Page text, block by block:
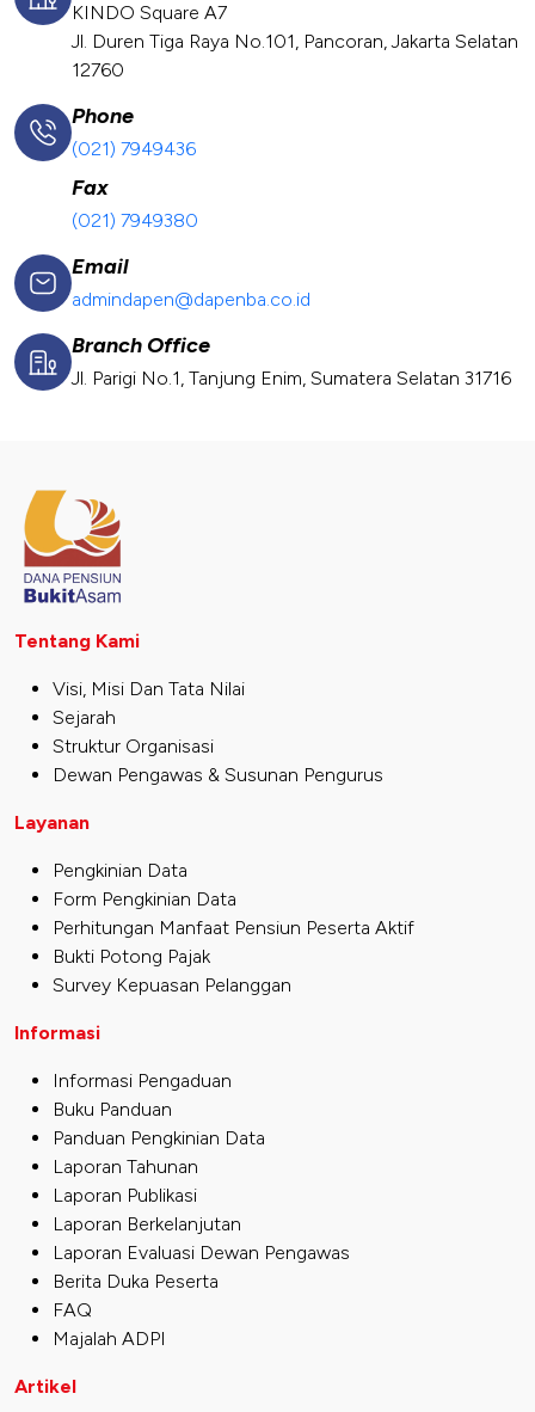
KINDO Square A7
Jl. Duren Tiga Raya No.101, Pancoran, Jakarta Selatan
12760
Phone
(021) 7949436
Fax
(021) 7949380
Email
admindapen@dapenba.co.id
Branch Office
Jl. Parigi No.1, Tanjung Enim, Sumatera Selatan 31716
Tentang Kami
Visi, Misi Dan Tata Nilai
Sejarah
Struktur Organisasi
Dewan Pengawas & Susunan Pengurus
Layanan
Pengkinian Data
Form Pengkinian Data
Perhitungan Manfaat Pensiun Peserta Aktif
Bukti Potong Pajak
Survey Kepuasan Pelanggan
Informasi
Informasi Pengaduan
Buku Panduan
Panduan Pengkinian Data
Laporan Tahunan
Laporan Publikasi
Laporan Berkelanjutan
Laporan Evaluasi Dewan Pengawas
Berita Duka Peserta
FAQ
Majalah ADPI
Artikel